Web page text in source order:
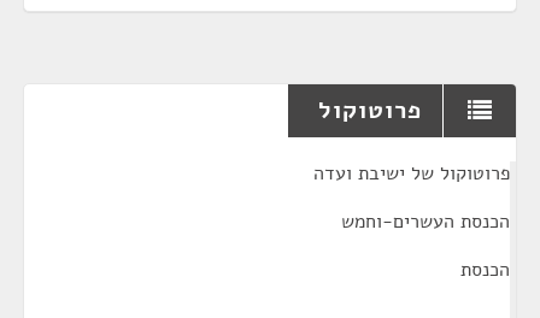
פרוטוקול
פרוטוקול של ישיבת ועדה
הכנסת העשרים-וחמש
הכנסת